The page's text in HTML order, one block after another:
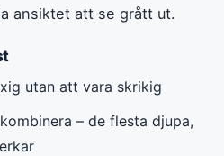
ansiktet att se grått ut.
utan att vara skrikig
– de flesta djupa,